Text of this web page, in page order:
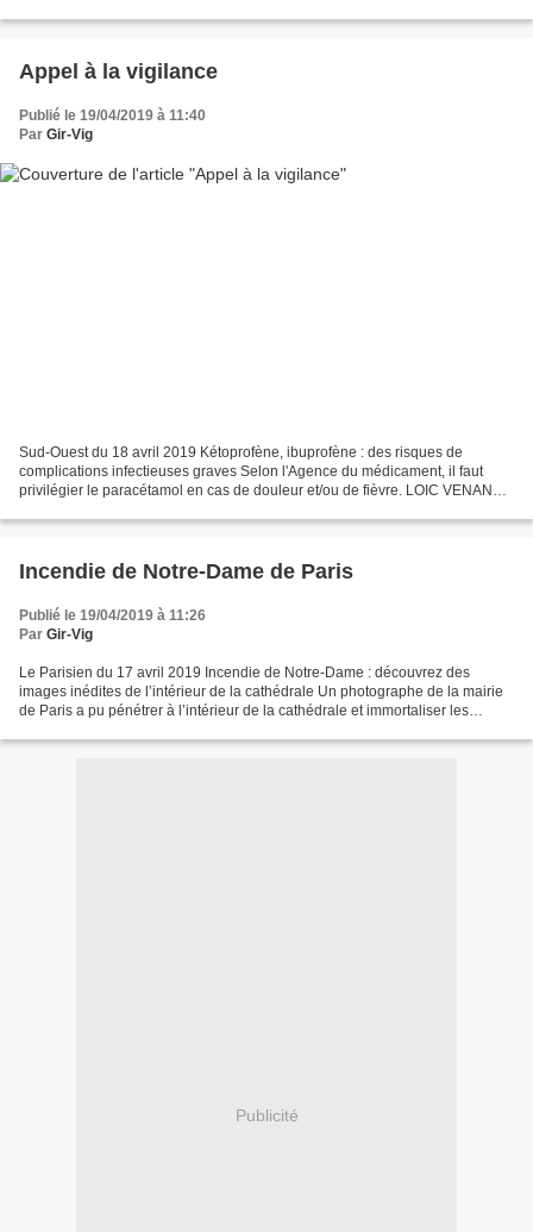
Appel à la vigilance
Publié le 19/04/2019 à 11:40
Par Gir-Vig
Sud-Ouest du 18 avril 2019 Kétoprofène, ibuprofène : des risques de
complications infectieuses graves Selon l'Agence du médicament, il faut
privilégier le paracétamol en cas de douleur et/ou de fièvre. LOIC VENANCE
Incendie de Notre-Dame de Paris
Publié le 19/04/2019 à 11:26
Par Gir-Vig
Le Parisien du 17 avril 2019 Incendie de Notre-Dame : découvrez des
images inédites de l’intérieur de la cathédrale Un photographe de la mairie
de Paris a pu pénétrer à l’intérieur de la cathédrale et immortaliser les
Publicité